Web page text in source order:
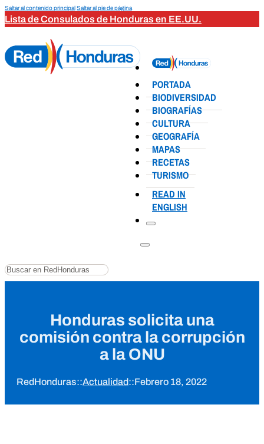
Saltar al contenido principalSaltar al pie de página
Lista de Consulados de Honduras en EE.UU.
PORTADA
BIODIVERSIDAD
BIOGRAFÍAS
CULTURA
GEOGRAFÍA
MAPAS
RECETAS
TURISMO
READ IN
ENGLISH
Buscar
Honduras solicita una
comisión contra la corrupción
a la ONU
RedHonduras::Actualidad::Febrero 18, 2022